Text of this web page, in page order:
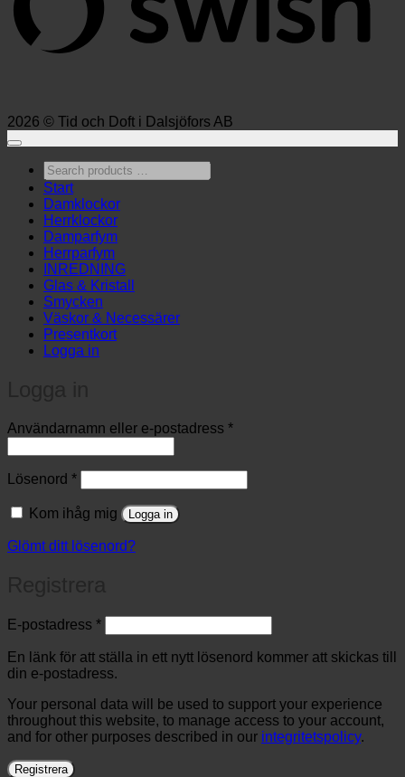
2026 © Tid och Doft i Dalsjöfors AB
Search
products
…
Start
Damklockor
Herrklockor
Damparfym
Herrparfym
INREDNING
Glas & Kristall
Smycken
Väskor & Necessärer
Presentkort
Logga in
Användarnamn eller e-postadress *Obligatoriskt
Lösenord *Obligatoriskt
Kom ihåg mig Logga in
Glömt ditt lösenord?
E-postadress *Obligatoriskt
En länk för att ställa in ett nytt lösenord kommer att skickas till
din e-postadress.
Your personal data will be used to support your experience
throughout this website, to manage access to your account,
and for other purposes described in our integritetspolicy.
Registrera